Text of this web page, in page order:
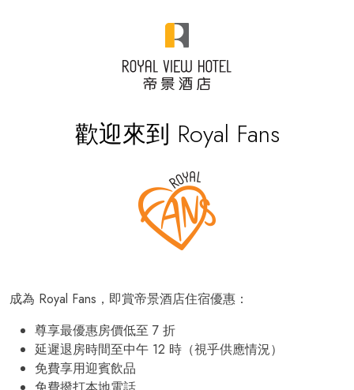
歡迎來到 Royal Fans
成為 Royal Fans，即賞帝景酒店住宿優惠：
尊享最優惠房價低至 7 折
延遲退房時間至中午 12 時（視乎供應情況）
免費享用迎賓飲品